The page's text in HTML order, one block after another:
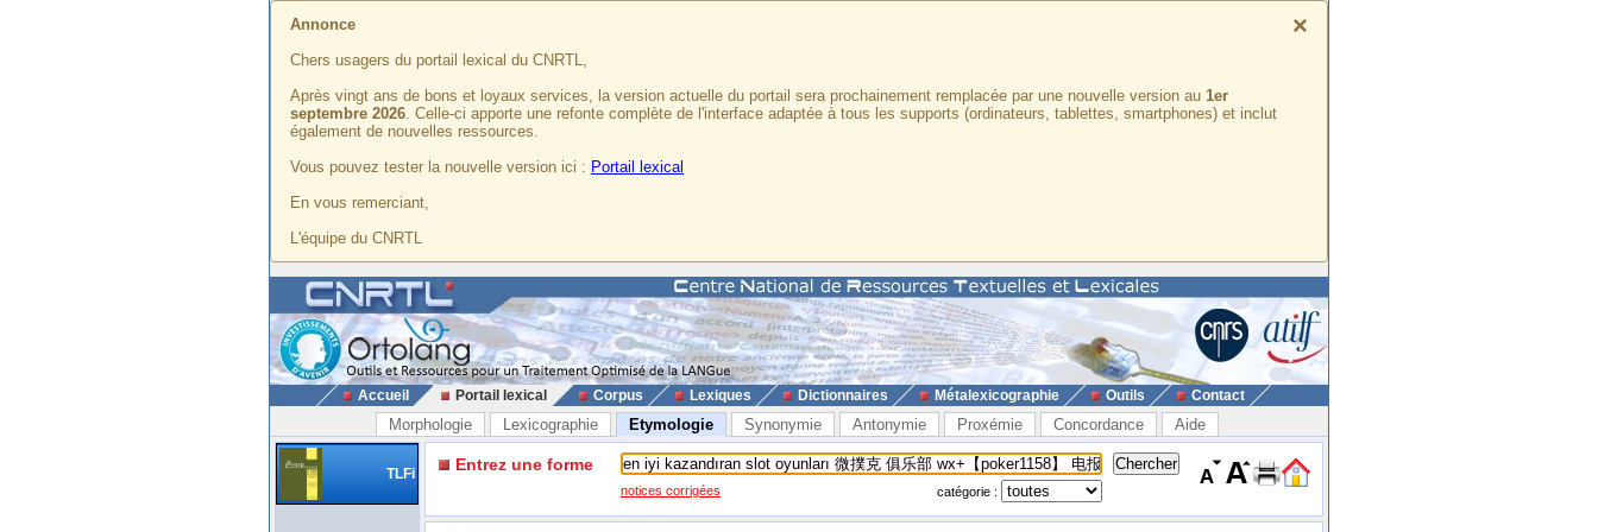
×
Annonce
Chers usagers du portail lexical du CNRTL,
Après vingt ans de bons et loyaux services, la version actuelle du portail sera prochainement remplacée par une nouvelle version au 1er
septembre 2026. Celle-ci apporte une refonte complète de l'interface adaptée à tous les supports (ordinateurs, tablettes, smartphones) et inclut
également de nouvelles ressources.
Vous pouvez tester la nouvelle version ici : Portail lexical
En vous remerciant,
L'équipe du CNRTL
Accueil Portail lexical Corpus Lexiques Dictionnaires Métalexicographie Outils Contact
Morphologie Lexicographie Etymologie Synonymie Antonymie Proxémie Concordance Aide
TLFi Entrez une forme
notices corrigées catégorie :